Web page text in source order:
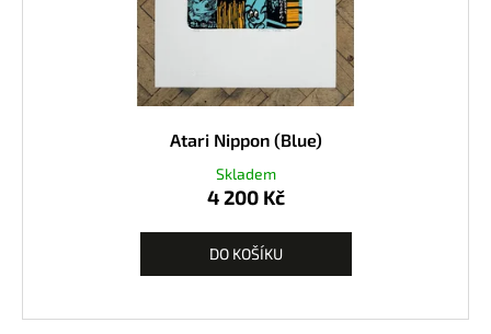
Atari Nippon (Blue)
Skladem
4 200 Kč
DO KOŠÍKU